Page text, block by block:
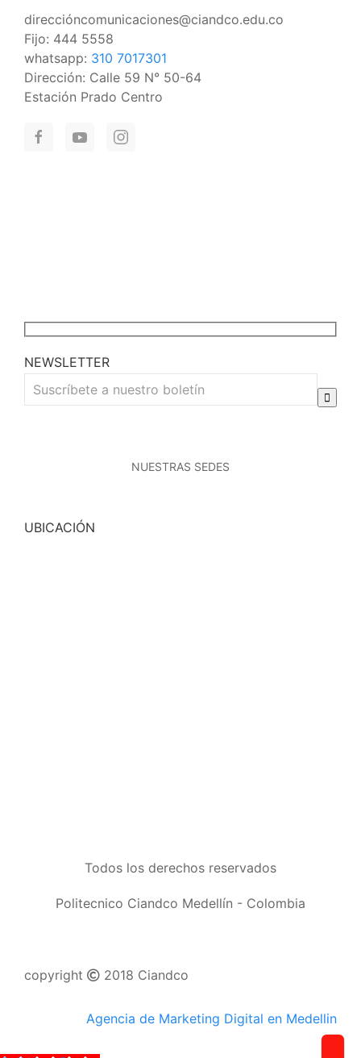
direccióncomunicaciones@ciandco.edu.co
Fijo: 444 5558
whatsapp: 310 7017301
Dirección: Calle 59 N° 50-64
Estación Prado Centro
NEWSLETTER
NUESTRAS SEDES
UBICACIÓN
Todos los derechos reservados
Politecnico Ciandco Medellín - Colombia
copyright 2018 Ciandco
Agencia de Marketing Digital en Medellin